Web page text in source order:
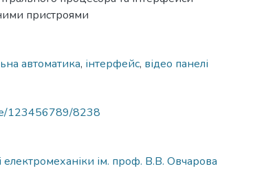
пристроями
автоматика, інтерфейс, відео панелі
123456789/8238
ім. проф. В.В. Овчарова